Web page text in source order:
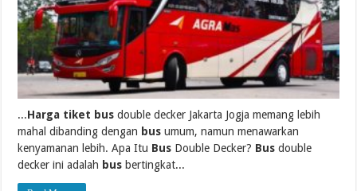
...Harga tiket bus double decker Jakarta Jogja memang lebih
mahal dibanding dengan bus umum, namun menawarkan
kenyamanan lebih. Apa Itu Bus Double Decker? Bus double
decker ini adalah bus bertingkat...